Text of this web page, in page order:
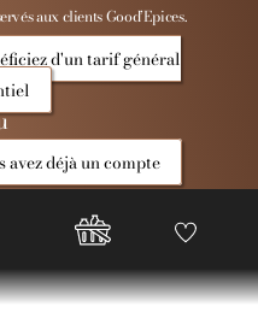
aux clients Good’Epices.
d'un tarif général
avez déjà un compte
Compte
Good
Favoris